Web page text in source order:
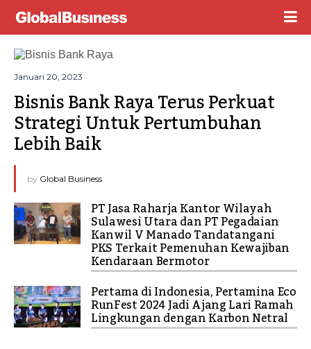
Januari 20, 2023
Bisnis Bank Raya Terus Perkuat
Strategi Untuk Pertumbuhan
Lebih Baik
by Global Business
PT Jasa Raharja Kantor Wilayah
Sulawesi Utara dan PT Pegadaian
Kanwil V Manado Tandatangani
PKS Terkait Pemenuhan Kewajiban
Kendaraan Bermotor
Pertama di Indonesia, Pertamina Eco
RunFest 2024 Jadi Ajang Lari Ramah
Lingkungan dengan Karbon Netral